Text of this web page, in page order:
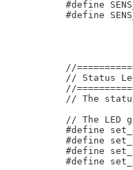
#define
#define
//
// Status
//
// The
// The LED
#define
#define
#define
#define